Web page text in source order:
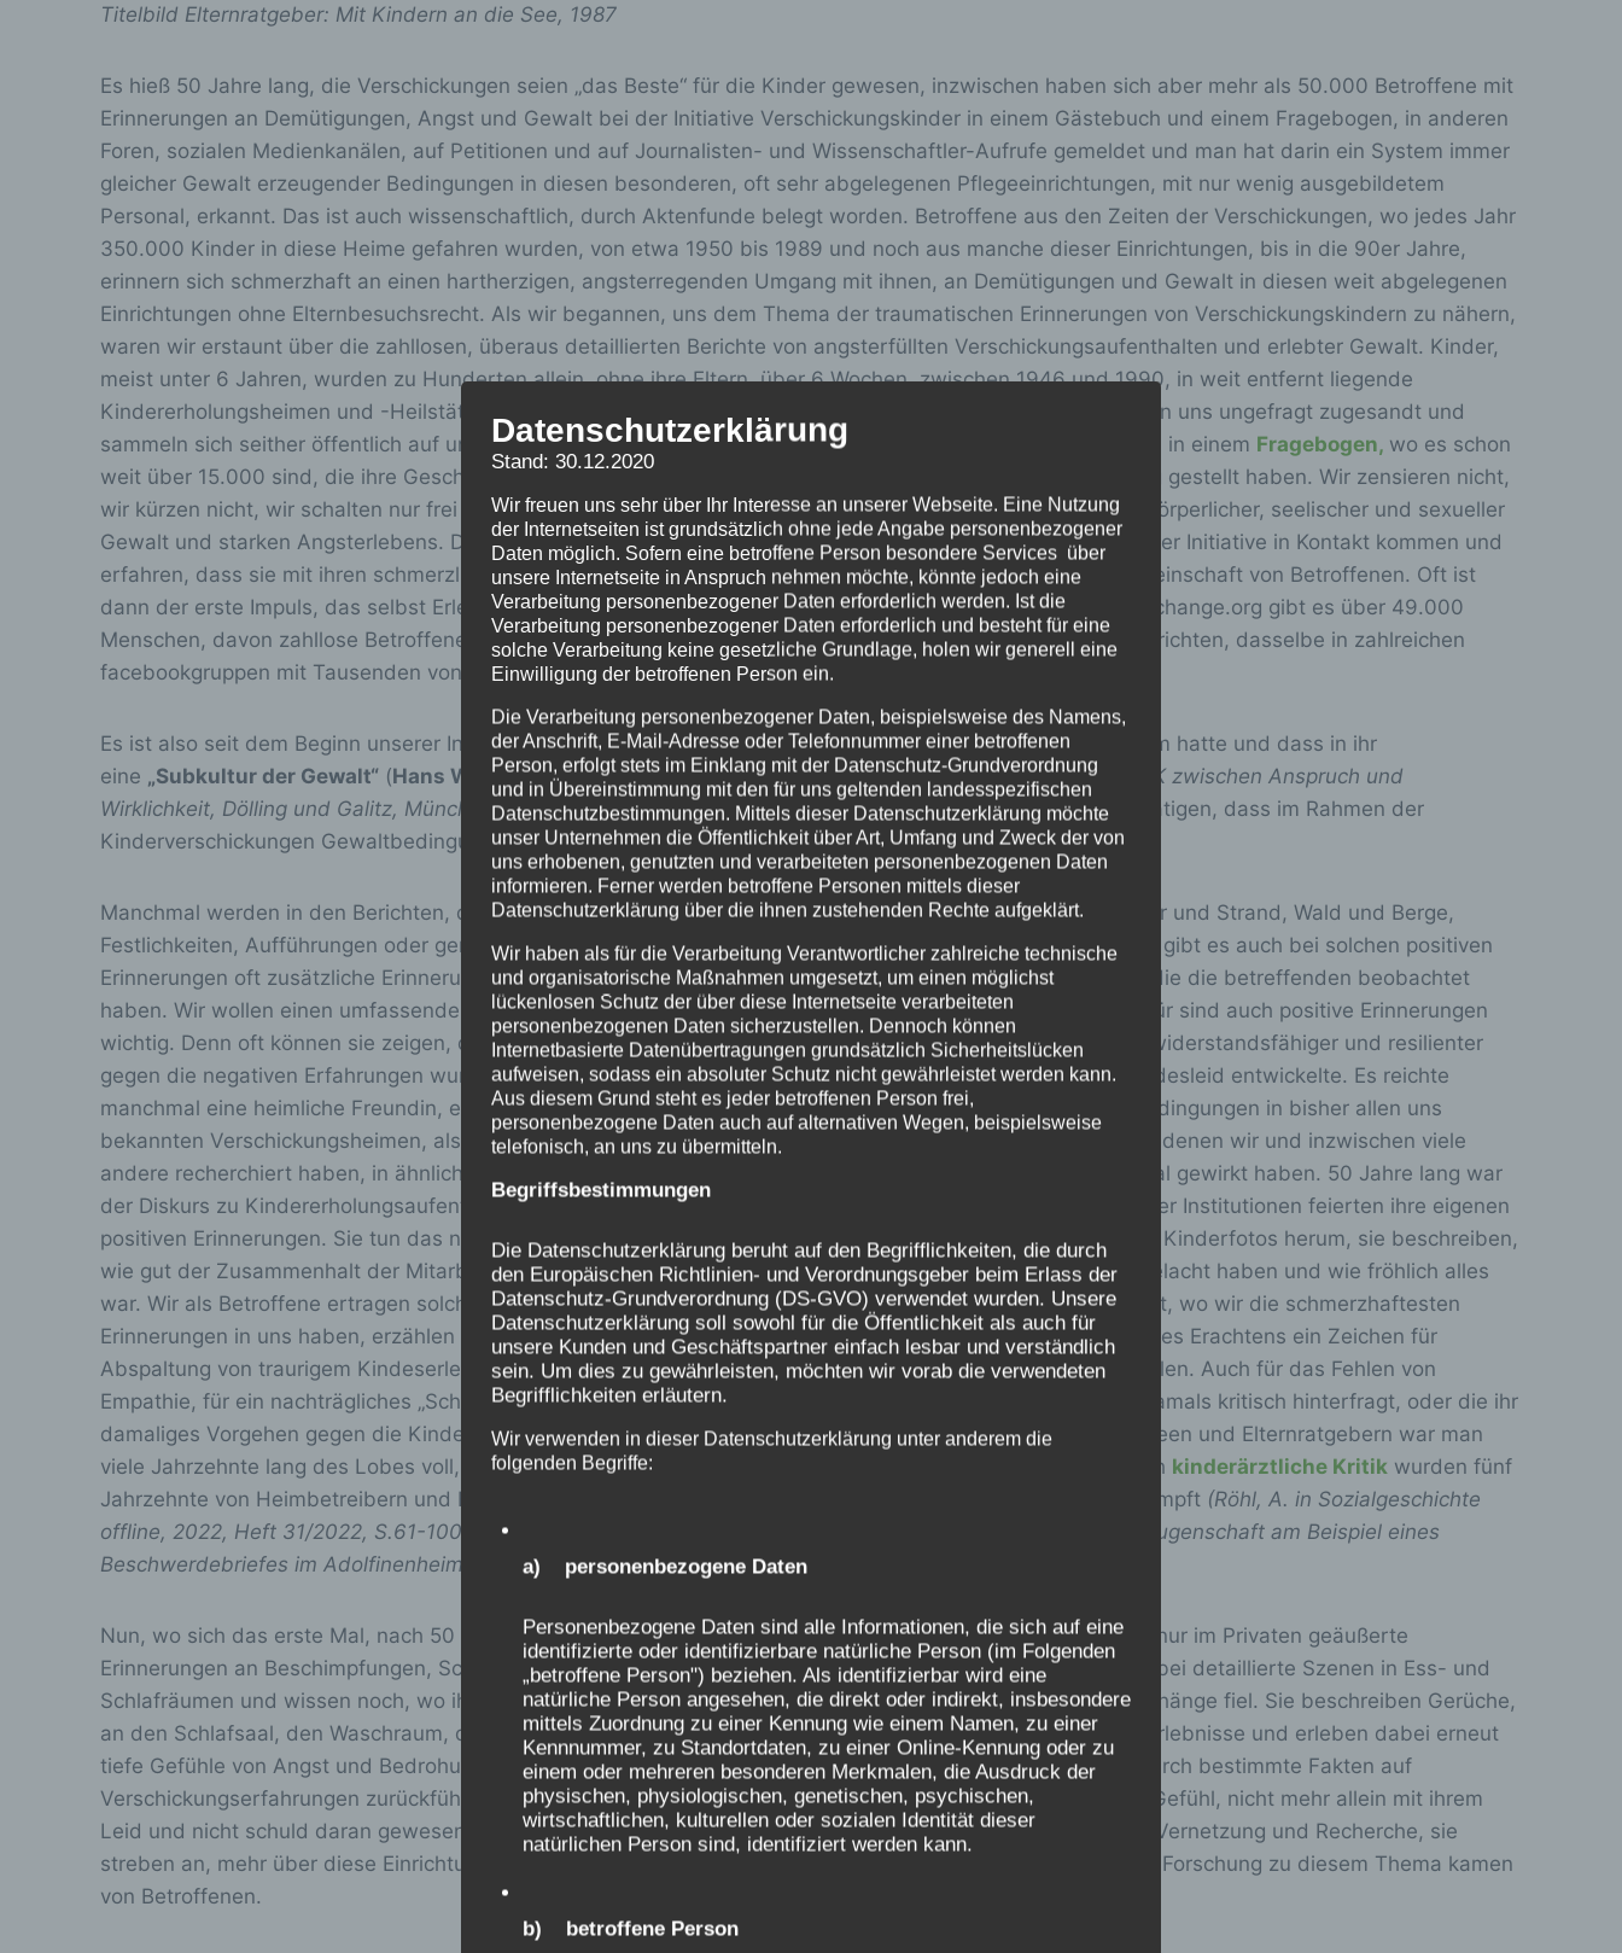
Titelbild Elternratgeber: Mit Kindern an die See, 1987
Es hieß 50 Jahre lang, die Verschickungen seien „das Beste“ für die Kinder gewesen, inzwischen haben sich aber mehr als 50.000 Betroffene mit
Erinnerungen an Demütigungen, Angst und Gewalt bei der Initiative Verschickungskinder in einem Gästebuch und einem Fragebogen, in anderen
Foren, sozialen Medienkanälen, auf Petitionen und auf Journalisten- und Wissenschaftler-Aufrufe gemeldet und man hat darin ein System immer
gleicher Gewalt erzeugender Bedingungen in diesen besonderen, oft sehr abgelegenen Pflegeeinrichtungen, mit nur wenig ausgebildetem
Personal, erkannt. Das ist auch wissenschaftlich, durch Aktenfunde belegt worden. Betroffene aus den Zeiten der Verschickungen, wo jedes Jahr
350.000 Kinder in diese Heime gefahren wurden, von etwa 1950 bis 1989 und noch aus manche dieser Einrichtungen, bis in die 90er Jahre,
erinnern sich schmerzhaft an einen hartherzigen, angsterregenden Umgang mit ihnen, an Demütigungen und Gewalt in diesen weit abgelegenen
Einrichtungen ohne Elternbesuchsrecht. Als wir begannen, uns dem Thema der traumatischen Erinnerungen von Verschickungskindern zu nähern,
waren wir erstaunt über die zahllosen, überaus detaillierten Berichte von angsterfüllten Verschickungsaufenthalten und erlebter Gewalt. Kinder,
meist unter 6 Jahren, wurden zu Hunderten allein, ohne ihre Eltern, über 6 Wochen, zwischen 1946 und 1990, in weit entfernt liegende
Kindererholungsheimen und -Heilstätten aller Bundesländer verbracht. Erlebnisschilderungen darüber wurden uns ungefragt zugesandt und
sammeln sich seither öffentlich auf unserer Webseite in unseremGästebuch , 2776 (am 27.5.25) und anonym in einem Fragebogen, wo es schon
weit über 15.000 sind, die ihre Geschichte unserer Webseite und selbstbestimmten Forschung zur Verfügung gestellt haben. Wir zensieren nicht,
wir kürzen nicht, wir schalten nur frei und sammeln. Es sind Erinnerungs-Schilderungen von Demütigungen, körperlicher, seelischer und sexueller
Gewalt und starken Angsterlebens. Diese Berichte sind zumeist von Menschen, die zum ersten Mal mit unserer Initiative in Kontakt kommen und
erfahren, dass sie mit ihren schmerzlichen Erfahrungen nicht allein sind, sondern Teil einer sehr großen Gemeinschaft von Betroffenen. Oft ist
dann der erste Impuls, das selbst Erlebte aufzuschreiben, Zeugnis abzulegen. Auch auf unserer Petition bei change.org gibt es über 49.000
Menschen, davon zahllose Betroffene, die in ihren Kommentaren von ihren eigenen negativen Erlebnissen berichten, dasselbe in zahlreichen
facebookgruppen mit Tausenden von Mitgliedern.
Es ist also seit dem Beginn unserer Initiative immer deutlicher geworden, dass die Kinderverschickung System hatte und dass in ihr
eine „Subkultur der Gewalt“ (Hans Walter Schmuhl(2023):Kur oder Verschickung: Die Kinderkuren der DAK zwischen Anspruch und
Wirklichkeit, Dölling und Galitz, München, S. 249) herrschte. Alle bisherigen wissenschaftlichen Studien bestätigen, dass im Rahmen der
Kinderverschickungen Gewaltbedingungen durch vielfältige institutionelle Ursachen gegeben hat.
Manchmal werden in den Berichten, die uns vorliegen, äußere Bedingungen als tröstend empfunden: Sommer und Strand, Wald und Berge,
Festlichkeiten, Aufführungen oder gemeinschaftliche Aktivitäten wie Singen, Spielen und Wandern. Trotzdem gibt es auch bei solchen positiven
Erinnerungen oft zusätzliche Erinnerungen an Angst- und Gewaltsituationen, die ihnen selbst passiert, oder die die betreffenden beobachtet
haben. Wir wollen einen umfassenden Einblick in das Geschehen während der Verschickungen erhalten. Dafür sind auch positive Erinnerungen
wichtig. Denn oft können sie zeigen, durch welche Zufälle Kinder getröstet werden konnten, und manchmal widerstandsfähiger und resilienter
gegen die negativen Erfahrungen wurden, oft in der Art, dass sich ein kritisches Bewusstsein gegenüber Kindesleid entwickelte. Es reichte
manchmal eine heimliche Freundin, eine mitfühlende Praktikantin. Das ändert aber nichts daran, dass die Bedingungen in bisher allen uns
bekannten Verschickungsheimen, also Kinderheilstätten und Kindererholungsheimen mit 6-Wochenkuren, zu denen wir und inzwischen viele
andere recherchiert haben, in ähnlicher Weise angsterzeugend und gewalterzeugend auf Kinder und Personal gewirkt haben. 50 Jahre lang war
der Diskurs zu Kindererholungsaufenthalten durchgehend positiv besetzt, Heimbetreiber, Mitarbeitende dieser Institutionen feierten ihre eigenen
positiven Erinnerungen. Sie tun das noch. Ehemalige Mitarbeiter kommen mit Fotoalben und zeigen lachende Kinderfotos herum, sie beschreiben,
wie gut der Zusammenhalt der Mitarbeitenden untereinander war, oft erzählen sie, wieviel sie miteinander gelacht haben und wie fröhlich alles
war. Wir als Betroffene ertragen solche Begegnungen und Erzählungen nur sehr schwer. Aus der gleichen Zeit, wo wir die schmerzhaftesten
Erinnerungen in uns haben, erzählen sie vom Spaß, den sie untereinander und mit den Kindern hatten. Unseres Erachtens ein Zeichen für
Abspaltung von traurigem Kindeserleben, dass sie damals übersehen haben und heute nicht wahrhaben wollen. Auch für das Fehlen von
Empathie, für ein nachträgliches „Schönen“ dieser Zeit. Wir freuen uns über jede Mitarbeiterin, die ihre Zeit damals kritisch hinterfragt, oder die ihr
damaliges Vorgehen gegen die Kinder bereut, solche Briefe erreichen uns, das bewegt uns tief. In Bädermuseen und Elternratgebern war man
viele Jahrzehnte lang des Lobes voll, kritische Worte, wie etwa Eltern- oder
oder auch kinderärztliche Kritik wurden fünf
Jahrzehnte von Heimbetreibern und Behörden nur wenig beachtet, sie wurden bagatellisiert und sogar bekämpft (Röhl, A. in Sozialgeschichte
offline, 2022, Heft 31/2022, S.61-100
Kindererholungsheime als Forschungsgegenstand. Erwachsene Zeitzeugenschaft am Beispiel eines
Beschwerdebriefes im Adolfinenheim auf Borkum, auchonlineverfügbar)
Nun, wo sich das erste Mal, nach 50 Jahren, die Betroffenen selbst zu Wort melden, brechen oftmals lange, nur im Privaten geäußerte
Erinnerungen an Beschimpfungen, Schmerzen, Scham, Angst und Gewalt auf. Die Menschen beschreiben dabei detaillierte Szenen in Ess- und
Schlafräumen und wissen noch, wo ihr Bett stand und wie an einem bestimmten Tag das Licht durch die Vorhänge fiel. Sie beschreiben Gerüche,
an den Schlafsaal, den Waschraum, das Essen, Farben, gestochen scharfe Filmszenen ihrer traumatischen Erlebnisse und erleben dabei erneut
tiefe Gefühle von Angst und Bedrohung. Andere haben schwere Körpersymptome und Alpträume, die sich durch bestimmte Fakten auf
Verschickungserfahrungen zurückführen lassen. Sie alle erleben einen ungeheuren Kräftezuwachs aus dem Gefühl, nicht mehr allein mit ihrem
Leid und nicht schuld daran gewesen zu sein, sie engagieren sich in gegenseitigem Austausch, in Beratung, Vernetzung und Recherche, sie
streben an, mehr über diese Einrichtungen herauszufinden. Und haben es getan, die ersten Recherchen und Forschung zu diesem Thema kamen
von Betroffenen.
Datenschutzerklärung
Stand: 30.12.2020
Wir freuen uns sehr über Ihr Interesse an unserer Webseite. Eine Nutzung
der Internetseiten ist grundsätzlich ohne jede Angabe personenbezogener
Daten möglich. Sofern eine betroffene Person besondere Services über
unsere Internetseite in Anspruch nehmen möchte, könnte jedoch eine
Verarbeitung personenbezogener Daten erforderlich werden. Ist die
Verarbeitung personenbezogener Daten erforderlich und besteht für eine
solche Verarbeitung keine gesetzliche Grundlage, holen wir generell eine
Einwilligung der betroffenen Person ein.
Die Verarbeitung personenbezogener Daten, beispielsweise des Namens,
der Anschrift, E-Mail-Adresse oder Telefonnummer einer betroffenen
Person, erfolgt stets im Einklang mit der Datenschutz-Grundverordnung
und in Übereinstimmung mit den für uns geltenden landesspezifischen
Datenschutzbestimmungen. Mittels dieser Datenschutzerklärung möchte
unser Unternehmen die Öffentlichkeit über Art, Umfang und Zweck der von
uns erhobenen, genutzten und verarbeiteten personenbezogenen Daten
informieren. Ferner werden betroffene Personen mittels dieser
Datenschutzerklärung über die ihnen zustehenden Rechte aufgeklärt.
Wir haben als für die Verarbeitung Verantwortlicher zahlreiche technische
und organisatorische Maßnahmen umgesetzt, um einen möglichst
lückenlosen Schutz der über diese Internetseite verarbeiteten
personenbezogenen Daten sicherzustellen. Dennoch können
Internetbasierte Datenübertragungen grundsätzlich Sicherheitslücken
aufweisen, sodass ein absoluter Schutz nicht gewährleistet werden kann.
Aus diesem Grund steht es jeder betroffenen Person frei,
personenbezogene Daten auch auf alternativen Wegen, beispielsweise
telefonisch, an uns zu übermitteln.
Begriffsbestimmungen
Die Datenschutzerklärung beruht auf den Begrifflichkeiten, die durch
den Europäischen Richtlinien- und Verordnungsgeber beim Erlass der
Datenschutz-Grundverordnung (DS-GVO) verwendet wurden. Unsere
Datenschutzerklärung soll sowohl für die Öffentlichkeit als auch für
unsere Kunden und Geschäftspartner einfach lesbar und verständlich
sein. Um dies zu gewährleisten, möchten wir vorab die verwendeten
Begrifflichkeiten erläutern.
Wir verwenden in dieser Datenschutzerklärung unter anderem die
folgenden Begriffe:
a) personenbezogene Daten
Personenbezogene Daten sind alle Informationen, die sich auf eine
identifizierte oder identifizierbare natürliche Person (im Folgenden
„betroffene Person") beziehen. Als identifizierbar wird eine
natürliche Person angesehen, die direkt oder indirekt, insbesondere
mittels Zuordnung zu einer Kennung wie einem Namen, zu einer
Kennnummer, zu Standortdaten, zu einer Online-Kennung oder zu
einem oder mehreren besonderen Merkmalen, die Ausdruck der
physischen, physiologischen, genetischen, psychischen,
wirtschaftlichen, kulturellen oder sozialen Identität dieser
natürlichen Person sind, identifiziert werden kann.
b) betroffene Person